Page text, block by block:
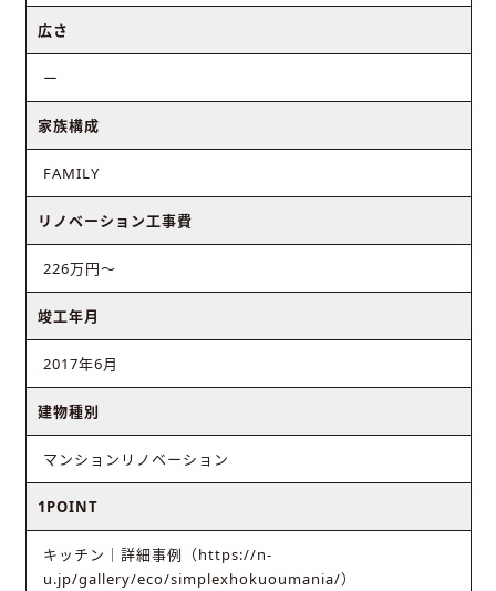
広さ
ー
家族構成
FAMILY
リノベーション工事費
226万円〜
竣工年月
2017年6月
建物種別
マンションリノベーション
1POINT
キッチン｜詳細事例（https://n-
u.jp/gallery/eco/simplexhokuoumania/）